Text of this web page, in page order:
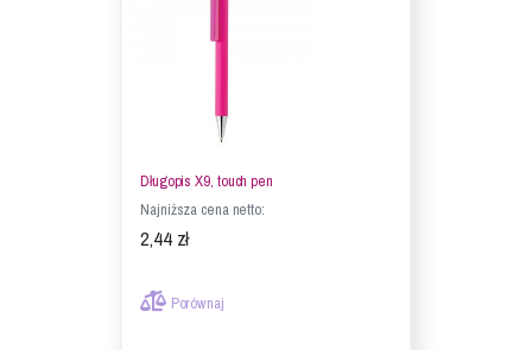
Długopis X9, touch pen
Najniższa cena netto:
2,44 zł
Porównaj